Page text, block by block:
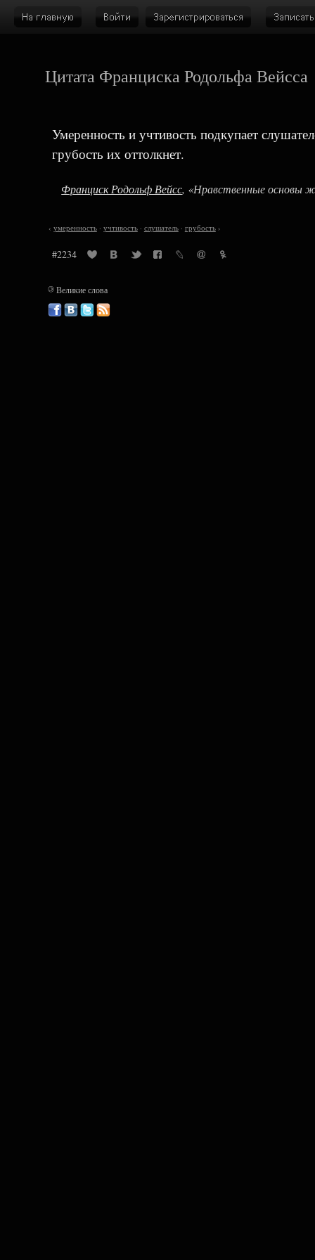
Цитата Франциска Родольфа Вейсса
Умеренность и учтивость подкупает
грубость их оттолкнет.
Франциск Родольф Вейсс, «Нравственные основы
‹ умеренность· учтивость· слушатель· грубость›
#2234
©Великие слова